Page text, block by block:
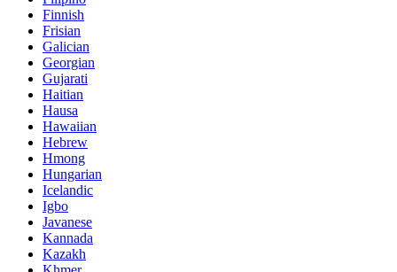
Finnish
Frisian
Galician
Georgian
Gujarati
Haitian
Hausa
Hawaiian
Hebrew
Hmong
Hungarian
Icelandic
Igbo
Javanese
Kannada
Kazakh